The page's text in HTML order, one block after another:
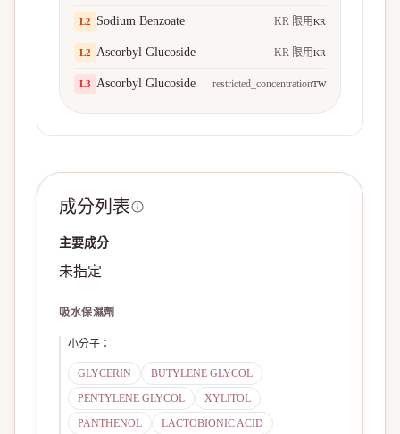
L2 Sodium Benzoate KR 限用KR
L2 Ascorbyl Glucoside KR 限用KR
L3 Ascorbyl Glucoside restricted_concentrationTW
成分列表
主要成分
未指定
吸水保濕劑
小分子 ：
GLYCERIN
BUTYLENE GLYCOL
PENTYLENE GLYCOL
XYLITOL
PANTHENOL
LACTOBIONIC ACID